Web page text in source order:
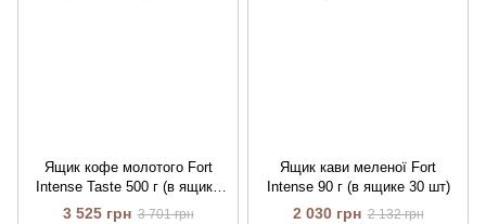
Ящик кофе молотого Fort
Intense Taste 500 г (в ящике
12 шт)
3 525 грн 3 701 грн
Ящик кави меленої Fort
Intense 90 г (в ящике 30 шт)
2 030 грн 2 132 грн